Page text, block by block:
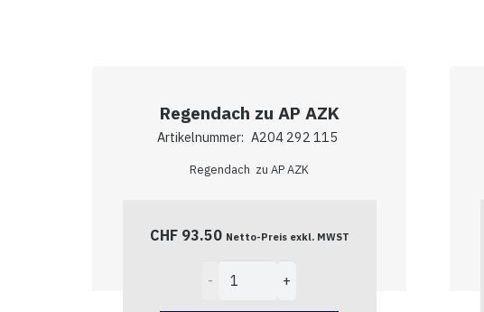
Regendach zu AP AZK
Artikelnummer: A204 292 115
Regendach zu AP AZK
CHF93.50 Netto-Preis exkl. MWST
Regendach